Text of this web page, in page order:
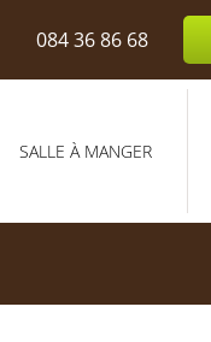
084 36 86 68
SALLE À MANGER